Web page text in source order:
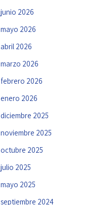
junio 2026
mayo 2026
abril 2026
marzo 2026
febrero 2026
enero 2026
diciembre 2025
noviembre 2025
octubre 2025
julio 2025
mayo 2025
septiembre 2024